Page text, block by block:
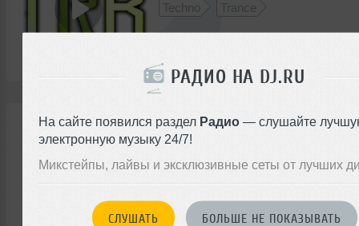
РАДИО НА DJ.RU
На сайте появился раздел Радио — слушайте
электронную музыку 24/7!
Микстейпы, лайвы и эксклюзивные сеты от лучших
СЛУШАТЬ БОЛЬШЕ НЕ ПОКАЗЫВАТЬ
Techno Trance
FRISKY 0/0
House Techno Trance